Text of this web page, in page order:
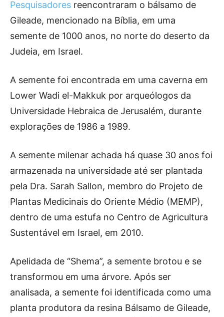
Pesquisadores reencontraram o bálsamo de
Gileade, mencionado na Bíblia, em uma
semente de 1000 anos, no norte do deserto da
Judeia, em Israel.
A semente foi encontrada em uma caverna em
Lower Wadi el-Makkuk por arqueólogos da
Universidade Hebraica de Jerusalém, durante
explorações de 1986 a 1989.
A semente milenar achada há quase 30 anos foi
armazenada na universidade até ser plantada
pela Dra. Sarah Sallon, membro do Projeto de
Plantas Medicinais do Oriente Médio (MEMP),
dentro de uma estufa no Centro de Agricultura
Sustentável em Israel, em 2010.
Apelidada de “Shema”, a semente brotou e se
transformou em uma árvore. Após ser
analisada, a semente foi identificada como uma
planta produtora da resina Bálsamo de Gileade,